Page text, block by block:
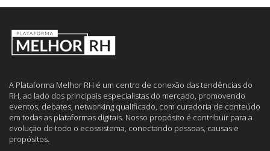
A Plataforma Melhor RH é um centro de conexão das tendências do
RH, ao lado dos principais especialistas do mercado, promovendo
eventos, debates, networking qualificado, com curadoria de conteúdo
em todas as plataformas digitais. Nosso propósito é contribuir para a
evolução de todo o ecossistema, conectando pessoas, causas e
propósitos.